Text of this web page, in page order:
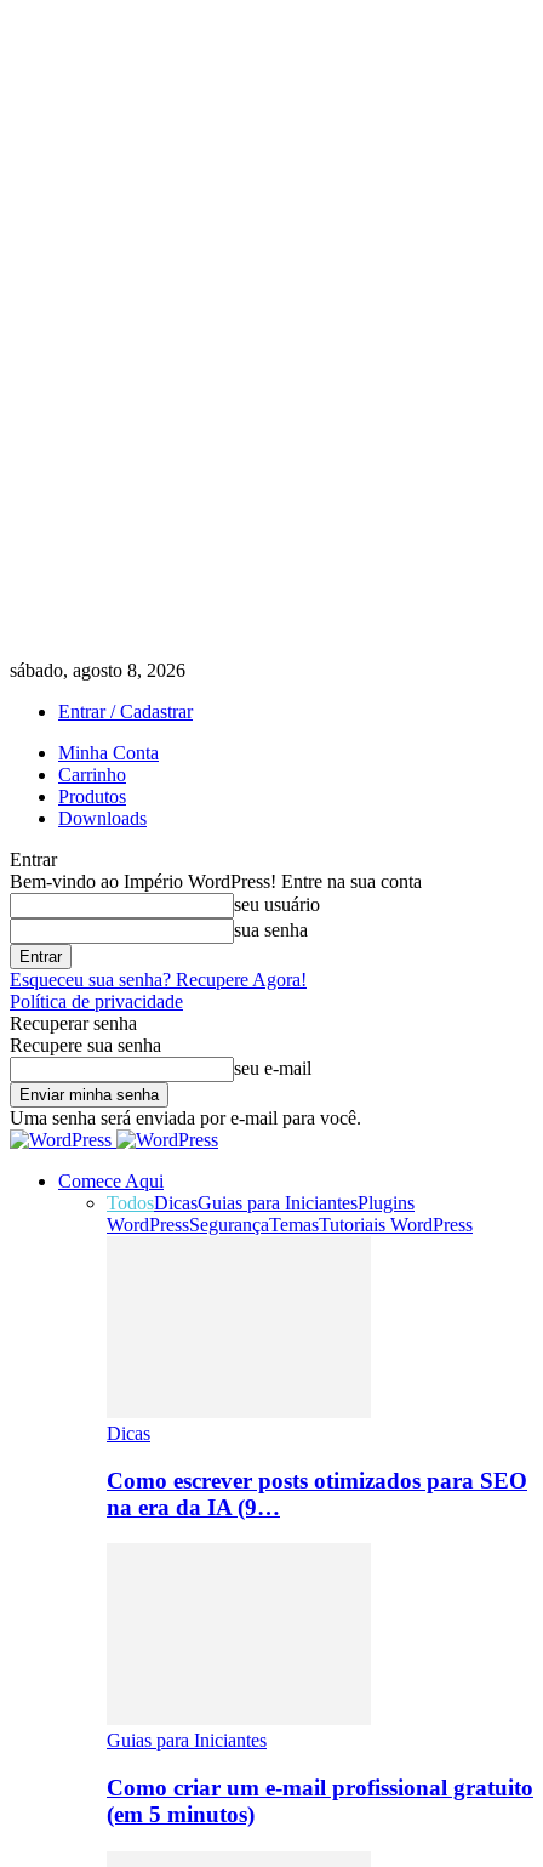
sábado, agosto 8, 2026
Entrar / Cadastrar
Minha Conta
Carrinho
Produtos
Downloads
Entrar
Bem-vindo ao Império WordPress! Entre na sua conta
seu usuário
sua senha
Esqueceu sua senha? Recupere Agora!
Política de privacidade
Recuperar senha
Recupere sua senha
seu e-mail
Uma senha será enviada por e-mail para você.
Comece Aqui
TodosDicasGuias para IniciantesPlugins
WordPressSegurançaTemasTutoriais WordPress
Dicas
Como escrever posts otimizados para SEO
na era da IA (9…
Guias para Iniciantes
Como criar um e-mail profissional gratuito
(em 5 minutos)